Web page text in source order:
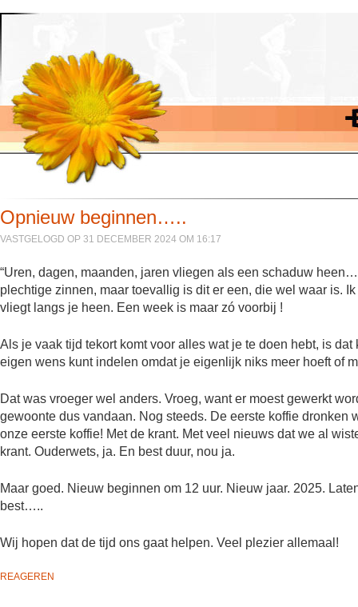
Opnieuw beginnen…..
VASTGELOGD OP 31 DECEMBER 2024 OM 16:17
“Uren, dagen, maanden, jaren vliegen als een schaduw
plechtige zinnen, maar toevallig is dit er een, die wel waar is.
vliegt langs je heen. Een week is maar zó voorbij !
Als je vaak tijd tekort komt voor alles wat je te doen hebt, is
eigen wens kunt indelen omdat je eigenlijk niks meer hoeft of
Dat was vroeger wel anders. Vroeg, want er moest gewerkt
gewoonte dus vandaan. Nog steeds. De eerste koffie
onze eerste koffie! Met de krant. Met veel nieuws dat we al
krant. Ouderwets, ja. En best duur, nou ja.
Maar goed. Nieuw beginnen om 12 uur. Nieuw jaar. 2025.
best…..
Wij hopen dat de tijd ons gaat helpen. Veel plezier allemaal!
REAGEREN